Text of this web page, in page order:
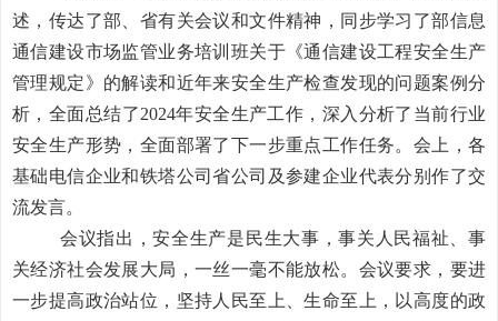
述，传达了部、省有关会议和文件精神，同步学习了部信息
通信建设市场监管业务培训班关于《通信建设工程安全生产
管理规定》的解读和近年来安全生产检查发现的问题案例分
析 ，全面总结了2024年安全生产工作，深入分析了当前行业
安全生产形势，全面部署了下一步重点工作任务。会上， 各
基础电信企业和铁塔公司省公司 及参建企业代表分别作了交
流发言。
会议指出，安全生产是 民生大事，事关人民福祉、事
关经济社会发展大局，一丝一毫不能放松。会议要求，要进
一步提高政治站位，坚持人民至上、生命至上，以高度的政